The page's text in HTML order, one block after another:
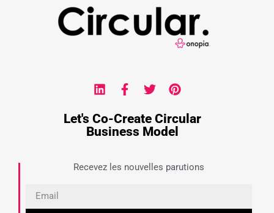
Let's Co-Create Circular
Business Model
Recevez les nouvelles parutions